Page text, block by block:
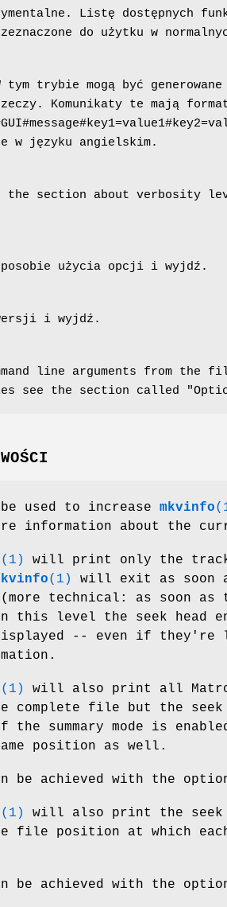
Listę dostępnych
do użytku w
tym trybie mogą być
Komunikaty te mają
w języku angielskim.
the section about
użycia opcji i wyjdź.
i wyjdź.
line arguments from the
see the section called
used to increase mkvinfo
information about the
(1)
will print only the
(1)
will exit as soon
(more technical: as soon
this level the seek head
-- even if they're
(1)
will also print all
complete file but the seek
summary mode is
position as well.
be achieved with the
(1)
will also print the seek
file position at which each
be achieved with the